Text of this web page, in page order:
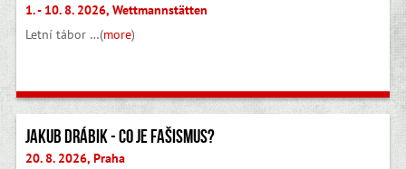
1. - 10. 8. 2026, Wettmannstätten
Letní tábor …(more)
Jakub Drábik - Co je fašismus?
20. 8. 2026, Praha